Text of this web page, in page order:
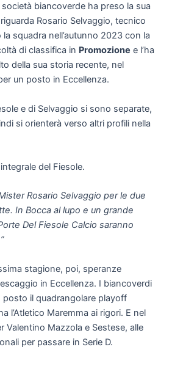
società biancoverde ha preso la sua
Rosario Selvaggio, tecnico
squadra nell’autunno 2023 con la
di classifica in Promozione e l’ha
della sua storia recente, nel
un posto in Eccellenza.
e di Selvaggio si sono separate,
si orienterà verso altri profili nella
del Fiesole.
Rosario Selvaggio per le due
In Bocca al lupo e un grande
Del Fiesole Calcio saranno
stagione, poi, speranze
in Eccellenza. I biancoverdi
il quadrangolare playoff
l’Atletico Maremma ai rigori. E nel
Valentino Mazzola e Sestese, alle
per passare in Serie D.